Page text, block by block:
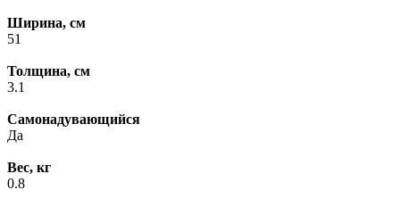
Ширина, см
51
Толщина, см
3.1
Самонадувающийся
Да
Вес, кг
0.8